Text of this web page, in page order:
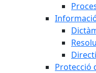
Protecció